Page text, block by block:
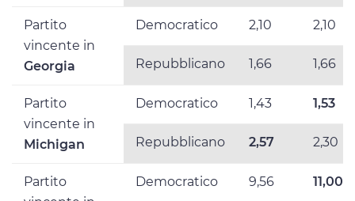
Partito
vincente in
Georgia
Democratico 2,10 2,10
Repubblicano 1,66 1,66
Partito
vincente in
Michigan
Democratico 1,43 1,53
Repubblicano 2,57 2,30
Partito
Democratico 9,56 11,00